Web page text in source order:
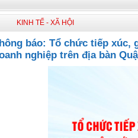
KINH TẾ - XÃ HỘI
báo: Tổ chức tiếp xúc,
nghiệp trên địa bàn